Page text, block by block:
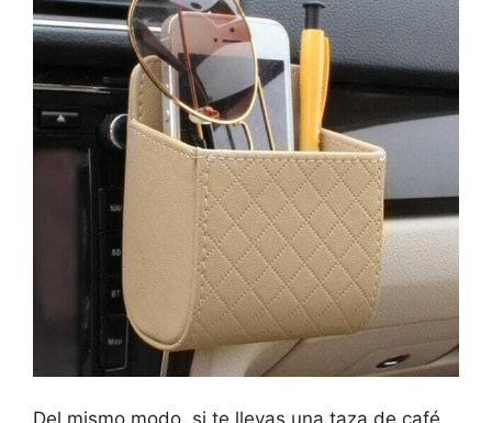
Del mismo modo, si te llevas una taza de café